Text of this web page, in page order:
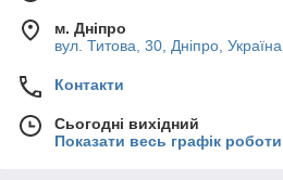
м. Дніпро
вул. Титова, 30, Дніпро, Україна
Контакти
Сьогодні вихідний
Показати весь графік роботи